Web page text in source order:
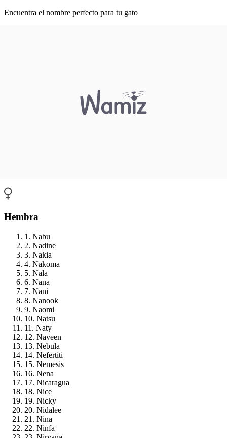
Encuentra el nombre perfecto para tu gato
Hembra
1. Nabu
2. Nadine
3. Nakia
4. Nakoma
5. Nala
6. Nana
7. Nani
8. Nanook
9. Naomi
10. Natsu
11. Naty
12. Naveen
13. Nebula
14. Nefertiti
15. Nemesis
16. Nena
17. Nicaragua
18. Nice
19. Nicky
20. Nidalee
21. Nina
22. Ninfa